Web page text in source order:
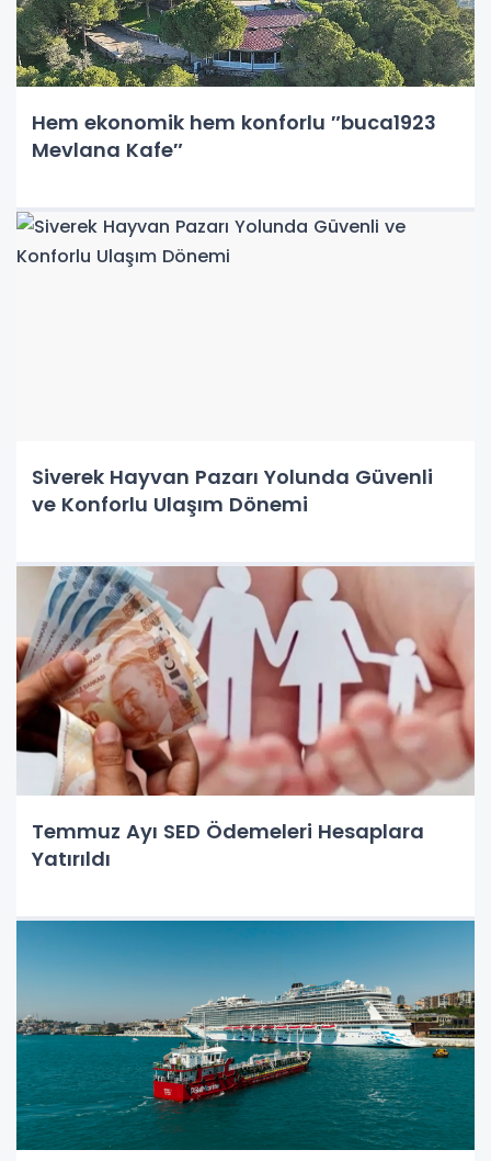
Hem ekonomik hem konforlu ″buca1923
Mevlana Kafe″
Siverek Hayvan Pazarı Yolunda Güvenli
ve Konforlu Ulaşım Dönemi
Temmuz Ayı SED Ödemeleri Hesaplara
Yatırıldı